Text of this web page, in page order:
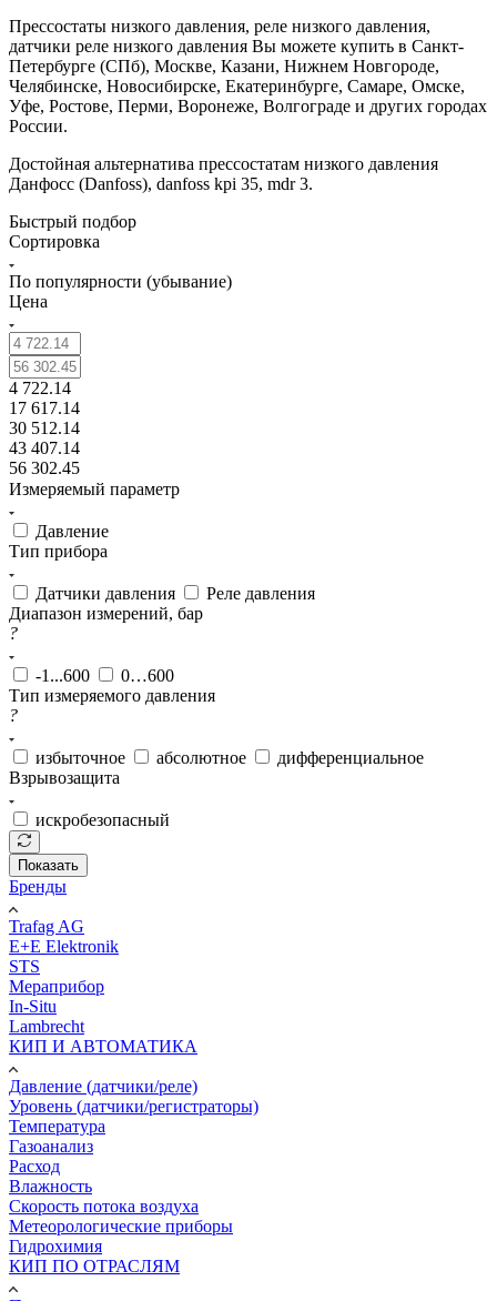
Прессостаты низкого давления, реле низкого давления,
датчики реле низкого давления Вы можете купить в Санкт-
Петербурге (СПб), Москве, Казани, Нижнем Новгороде,
Челябинске, Новосибирске, Екатеринбурге, Самаре, Омске,
Уфе, Ростове, Перми, Воронеже, Волгограде и других городах
России.
Достойная альтернатива прессостатам низкого давления
Данфосс (Danfoss), danfoss kpi 35, mdr 3.
Быстрый подбор
Сортировка
По популярности (убывание)
Цена
4 722.14
17 617.14
30 512.14
43 407.14
56 302.45
Измеряемый параметр
Давление
Тип прибора
Датчики давления
Реле давления
Диапазон измерений, бар
?
-1...600
0…600
Тип измеряемого давления
?
избыточное абсолютное
дифференциальное
Взрывозащита
искробезопасный
Показать
Бренды
Trafag AG
E+E Elektronik
STS
Мераприбор
In-Situ
Lambrecht
КИП И АВТОМАТИКА
Давление (датчики/реле)
Уровень (датчики/регистраторы)
Температура
Газоанализ
Расход
Влажность
Скорость потока воздуха
Метеорологические приборы
Гидрохимия
КИП ПО ОТРАСЛЯМ